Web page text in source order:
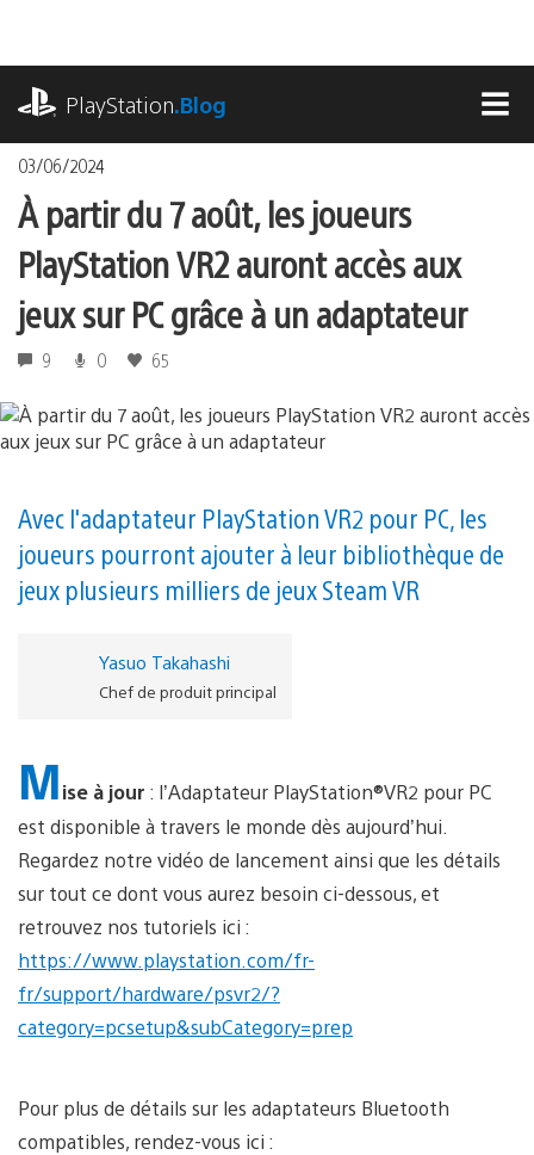
contenu
PlayStation.Blog
03/06/2024
À partir du 7 août, les joueurs
PlayStation VR2 auront accès aux
jeux sur PC grâce à un adaptateur
9 0 65
Avec l'adaptateur PlayStation VR2 pour PC, les
joueurs pourront ajouter à leur bibliothèque de
jeux plusieurs milliers de jeux Steam VR
Yasuo Takahashi
Chef de produit principal
Mise à jour : l’Adaptateur PlayStation®VR2 pour PC
est disponible à travers le monde dès aujourd’hui.
Regardez notre vidéo de lancement ainsi que les détails
sur tout ce dont vous aurez besoin ci-dessous, et
retrouvez nos tutoriels ici :
https://www.playstation.com/fr-
fr/support/hardware/psvr2/?
category=pcsetup&subCategory=prep
Pour plus de détails sur les adaptateurs Bluetooth
compatibles, rendez-vous ici :